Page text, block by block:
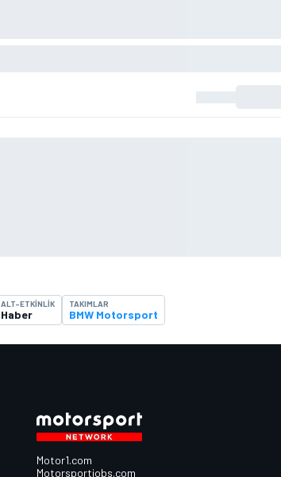
ALT-ETKINLIK
Haber
TAKIMLAR
BMW Motorsport
Motor1.com
Motorsportjobs.com